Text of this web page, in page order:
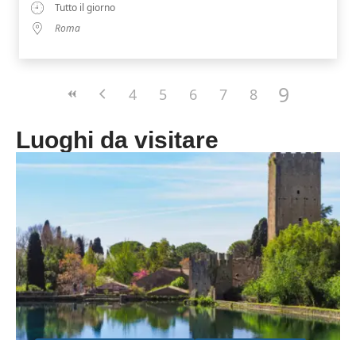
Tutto il giorno
Roma
4 5 6 7 8 9
Luoghi da visitare